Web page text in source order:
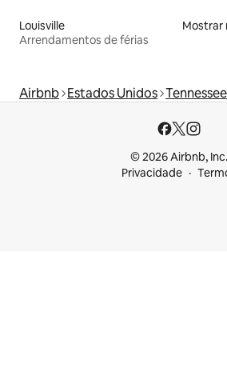
Louisville
Arrendamentos de férias
Mostrar
Airbnb Estados Unidos Tennessee
© 2026 Airbnb, Inc.
Privacidade